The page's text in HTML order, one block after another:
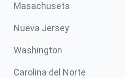
Masachusets
Nueva Jersey
Washington
Carolina del Norte